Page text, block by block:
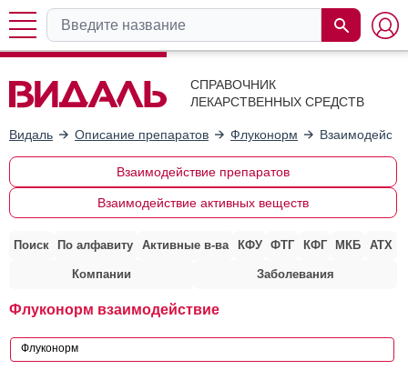
СПРАВОЧНИК
ЛЕКАРСТВЕННЫХ СРЕДСТВ
Видаль Описание препаратов Флуконорм
Взаимодействие препаратов
Взаимодействие активных веществ
Поиск По алфавиту Активные в-ва КФУ ФТГ КФГ МКБ АТХ
Компании Заболевания
Флуконорм взаимодействие